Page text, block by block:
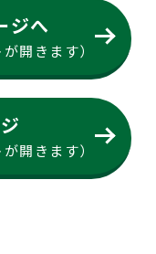
ジへ
開きます）
開きます）